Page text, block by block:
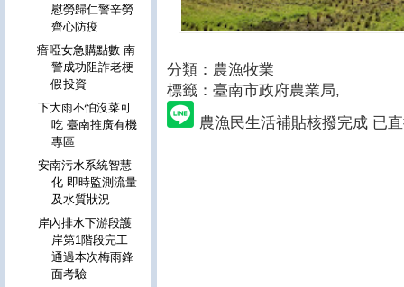
分類：農漁牧業
標籤：臺南市政府農業局,
農漁民生活補貼核撥完成 已
慰勞歸仁警辛勞
齊心防疫
瘖啞女急購點數 南
警成功阻詐老梗
假投資
下大雨不怕沒菜可
吃 臺南推廣有機
專區
安南污水系統智慧
化 即時監測流量
及水質狀況
岸內排水下游段護
岸第1階段完工
通過本次梅雨鋒
面考驗